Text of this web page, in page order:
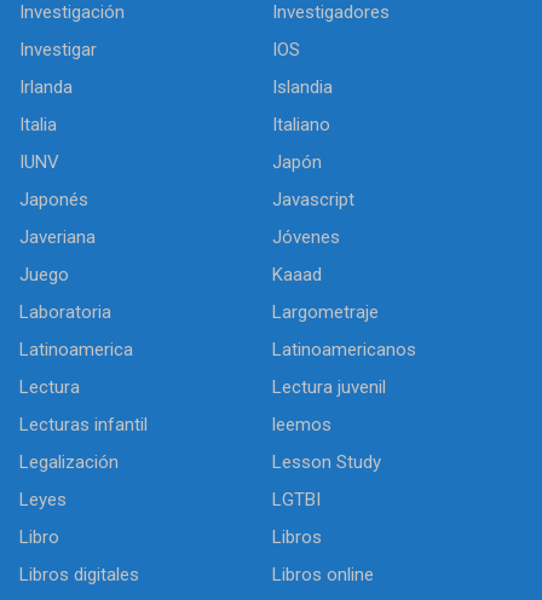
Investigación
Investigadores
Investigar
IOS
Irlanda
Islandia
Italia
Italiano
IUNV
Japón
Japonés
Javascript
Javeriana
Jóvenes
Juego
Kaaad
Laboratoria
Largometraje
Latinoamerica
Latinoamericanos
Lectura
Lectura juvenil
Lecturas infantil
leemos
Legalización
Lesson Study
Leyes
LGTBI
Libro
Libros
Libros digitales
Libros online